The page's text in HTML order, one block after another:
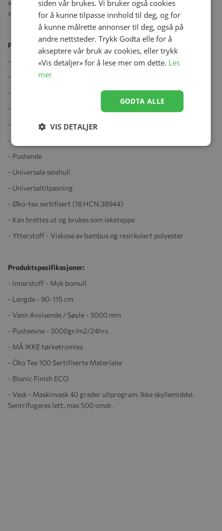
av bambus. Posen er forlengbar og har dermed lang brukstid. Til
sammen gir dette et mindre miljøavtrykk.
Produktegenskaper:
- Perfekt for vår, sommer og høst
- Supermyk!
- Resirkulerte materialer
- 100% bomull mot barnet
- Forlengbar
- Vind- og vanntett
- Pustende
- Universale selehull
- Universaltilpasning
- Øko-tex sertifisert (18.HCN.38944)
- Kan brettes ut og brukes som leketeppe
- Ytterstoff - Viskose av bambus og resirkulert polyester
Produktspesifikasjoner:
- Innerstoff - Myk bomull
- Lengde - 90-115 cm
- Vann Avvisende / Søyle - 3000 mm
- Pusteevne - 3000gr/m2/24hrs
- MÅ IKKE tørketromles
- Öko Tex 100 Sertifiserte Materialer
- Bionic Finish ECO
- Vask - Maskinvask 40 grader ullprogram. Ikke skyllemiddel.
Sentrifugeres lett, max 500 omdr.
siden vår brukes. Vi bruker også cookies
for å kunne tilpasse innhold til deg, og for
å kunne målrette annonser til deg, også på
andre nettsteder. Trykk Godta elle for å
akseptere vår bruk av cookies, eller trykk
«Vis detaljer» for å lese mer om dette. Les
mer
GODTA ALLE
VIS DETALJER